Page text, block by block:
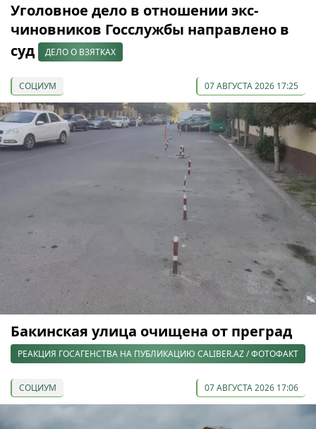
Уголовное дело в отношении экс-
чиновников Госслужбы направлено в
суд
ДЕЛО О ВЗЯТКАХ
СОЦИУМ 07 АВГУСТА 2026 17:25
Бакинская улица очищена от преград
РЕАКЦИЯ ГОСАГЕНСТВА НА ПУБЛИКАЦИЮ CALIBER.AZ / ФОТОФАКТ
СОЦИУМ 07 АВГУСТА 2026 17:06